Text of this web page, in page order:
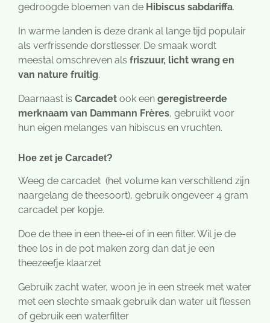
gedroogde bloemen van de Hibiscus sabdariffa.
In warme landen is deze drank al lange tijd populair
als verfrissende dorstlesser. De smaak wordt
meestal omschreven als friszuur, licht wrang en
van nature fruitig.
Daarnaast is Carcadet ook een geregistreerde
merknaam van Dammann Frères, gebruikt voor
hun eigen melanges van hibiscus en vruchten.
Hoe zet je Carcadet?
Weeg de carcadet (het volume kan verschillend zijn
naargelang de theesoort), gebruik ongeveer 4 gram
carcadet per kopje.
Doe de thee in een thee-ei of in een filter. Wil je de
thee los in de pot maken zorg dan dat je een
theezeefje klaarzet
Gebruik zacht water, woon je in een streek met water
met een slechte smaak gebruik dan water uit flessen
of gebruik een waterfilter